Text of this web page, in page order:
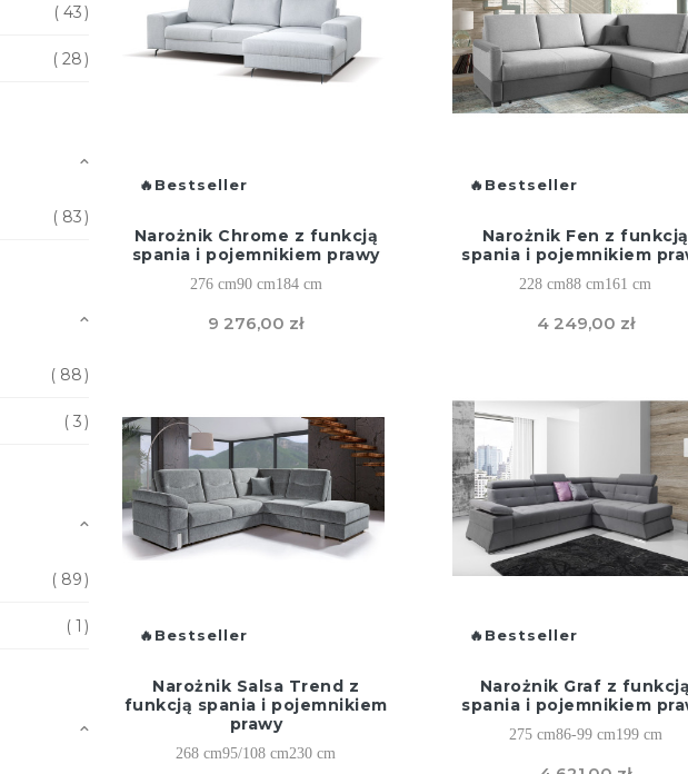
Bestseller
Narożnik Chrome z funkcją
spania i pojemnikiem prawy
276 cm90 cm184 cm
9 276,00 zł
Bestseller
Narożnik Fen z funkcją
spania i pojemnikiem
228 cm88 cm161 cm
4 249,00 zł
Bestseller
Narożnik Salsa Trend z
funkcją spania i pojemnikiem
prawy
268 cm95/108 cm230 cm
Bestseller
Narożnik Graf z funkcją
spania i pojemnikiem
275 cm86-99 cm199 cm
43
28
83
88
3
89
1